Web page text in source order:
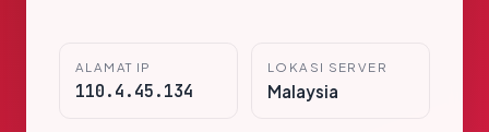
ALAMAT IP
110.4.45.134
LOKASI SERVER
Malaysia